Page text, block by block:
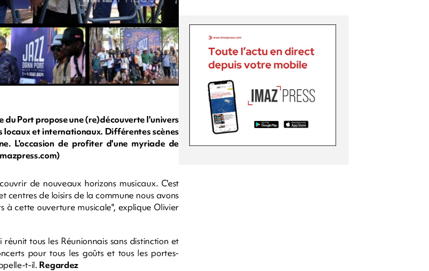
du Port propose une (re)découverte l'univers
et internationaux. Différentes scènes
L'occasion de profiter d'une myriade de
de nouveaux horizons musicaux. C'est
centres de loisirs de la commune nous avons
cette ouverture musicale", explique Olivier
tous les Réunionnais sans distinction et
pour tous les goûts et tous les portes-
t-il. Regardez